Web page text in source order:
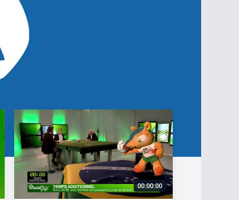
Euro 2016, une montée en puissance pour la
00:00:00